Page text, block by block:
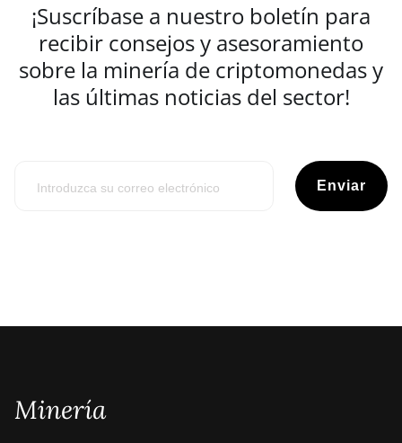
¡Suscríbase a nuestro boletín para
recibir consejos y asesoramiento
sobre la minería de criptomonedas y
las últimas noticias del sector!
Enviar
Minería